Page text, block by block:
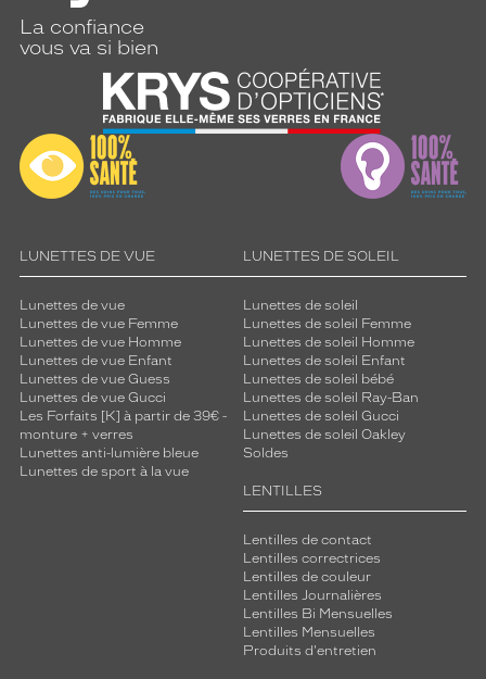
La confiance
vous va si bien
LUNETTES DE VUE
Lunettes de vue
Lunettes de vue Femme
Lunettes de vue Homme
Lunettes de vue Enfant
Lunettes de vue Guess
Lunettes de vue Gucci
Les Forfaits [K] à partir de 39€ -
monture + verres
Lunettes anti-lumière bleue
Lunettes de sport à la vue
LUNETTES DE SOLEIL
Lunettes de soleil
Lunettes de soleil Femme
Lunettes de soleil Homme
Lunettes de soleil Enfant
Lunettes de soleil bébé
Lunettes de soleil Ray-Ban
Lunettes de soleil Gucci
Lunettes de soleil Oakley
Soldes
LENTILLES
Lentilles de contact
Lentilles correctrices
Lentilles de couleur
Lentilles Journalières
Lentilles Bi Mensuelles
Lentilles Mensuelles
Produits d'entretien